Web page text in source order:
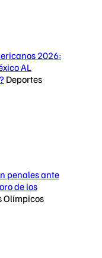
2026:
AL
Deportes
penales ante
de los
Olímpicos